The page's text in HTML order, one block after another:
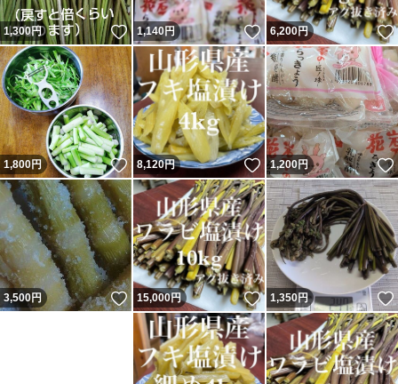
1,300円 いいね！
1,140円 いいね！
6,200円
1,800円 いいね！
8,120円 いいね！
1,200円
3,500円 いいね！
15,000円 いいね！
1,350円